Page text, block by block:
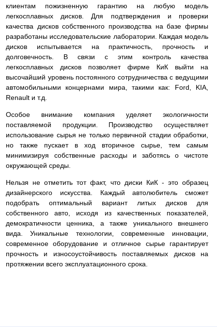
клиентам пожизненную гарантию на любую модель
легкосплавных дисков. Для подтверждения и проверки
качества дисков собственного производства на базе фирмы
разработаны исследовательские лаборатории. Каждая модель
дисков испытывается на практичность, прочность и
долговечность. В связи с этим контроль качества
легкосплавных дисков позволяет фирме КиК выйти на
высочайший уровень постоянного сотрудничества с ведущими
автомобильными концернами мира, такими как: Ford, KIA,
Renault и т.д.
Особое внимание компания уделяет экологичности
поставляемой продукции. Производство осуществляет
использование сырья не только первичной стадии обработки,
но также пускает в ход вторичное сырье, тем самым
минимизируя собственные расходы и заботясь о чистоте
окружающей среды.
Нельзя не отметить тот факт, что диски КиК - это образец
дизайнерского искусства. Каждый автолюбитель сможет
подобрать оптимальный вариант литых дисков для
собственного авто, исходя из качественных показателей,
демократичности ценника, а также уникального внешнего
вида. Уникальные технологии, современные инновации,
современное оборудование и отличное сырье гарантирует
прочность и износоустойчивость поставляемых дисков на
протяжении всего эксплуатационного срока.